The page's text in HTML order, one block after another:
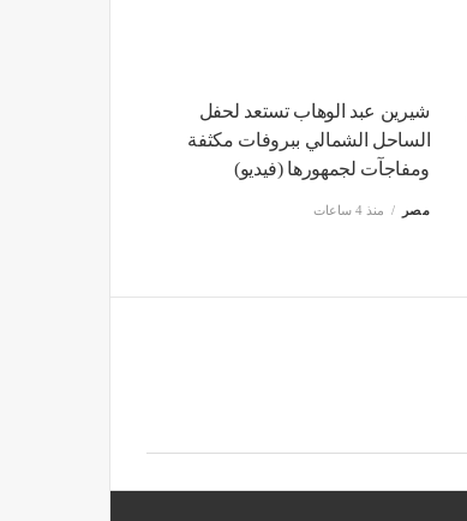
شيرين عبد الوهاب تستعد لحفل
الساحل الشمالي ببروفات مكثفة
ومفاجآت لجمهورها (فيديو)
مصر منذ 4 ساعات